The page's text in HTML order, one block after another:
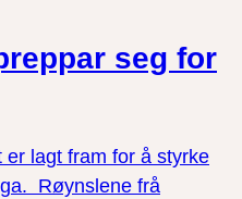
seg for
er lagt fram for å styrke
Røynslene frå